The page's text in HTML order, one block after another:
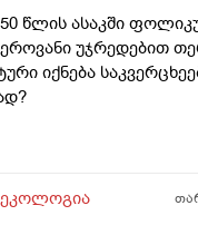
არეზე
წლის ასაკში
უჯრედებით
იქნება